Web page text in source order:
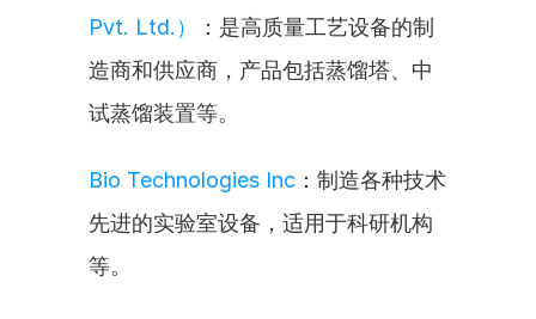
Pvt. Ltd.）
：是高质量工艺设备的制
造商和供应商，产品包括蒸馏塔、中
试蒸馏装置等。
Bio Technologies Inc ：制造各种技术
先进的实验室设备，适用于科研机构
等。